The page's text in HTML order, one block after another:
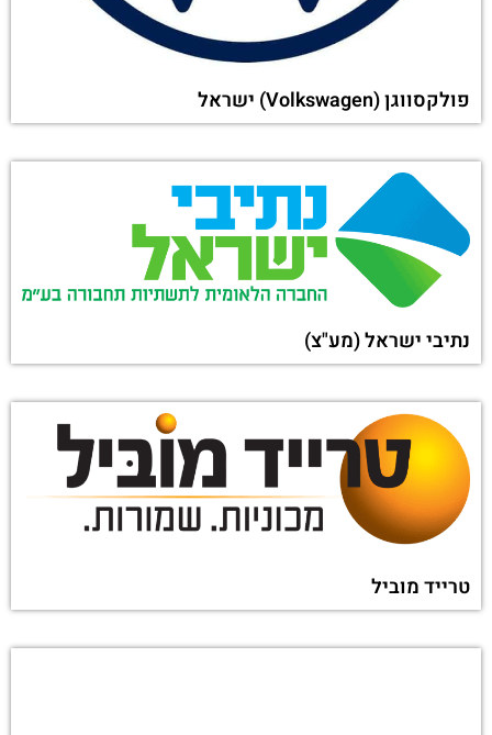
פולקסווגן (Volkswagen) ישראל
נתיבי ישראל (מע"צ)
טרייד מוביל